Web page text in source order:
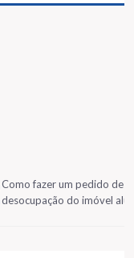
Como fazer um pedido de
desocupação do imóvel